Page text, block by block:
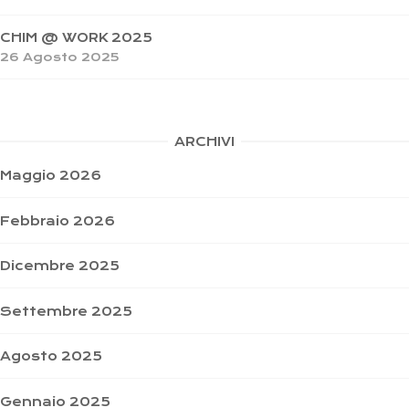
CHIM @ WORK 2025
26 Agosto 2025
ARCHIVI
Maggio 2026
Febbraio 2026
Dicembre 2025
Settembre 2025
Agosto 2025
Gennaio 2025